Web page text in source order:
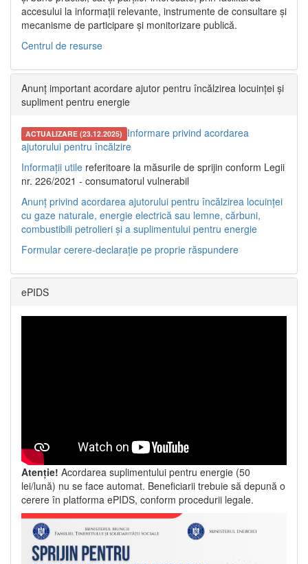
accesului la informații relevante, instrumente de consultare și
mecanisme de participare și monitorizare publică.
Centrul de resurse
Anunț important acordare ajutor pentru încălzirea locuinței și
supliment pentru energie
ACTUALIZARE (23.12.2025) Informare privind acordarea
ajutorului pentru încălzire
Informații utile referitoare la măsurile de sprijin conform Legii
nr. 226/2021 - consumatorul vulnerabil
Anunț privind acordarea ajutorului pentru încălzirea locuinței
cu gaze naturale, energie electrică sau lemne, cărbuni,
combustibili petrolieri și a suplimentului pentru energie
Formular cerere-declarație pe proprie răspundere
ePIDS
Atenție! Acordarea suplimentului pentru energie (50
lei/lună) nu se face automat. Beneficiarii trebuie să depună o
cerere în platforma ePIDS, conform procedurii legale.